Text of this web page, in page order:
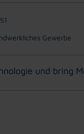
Gewerbe
und bring